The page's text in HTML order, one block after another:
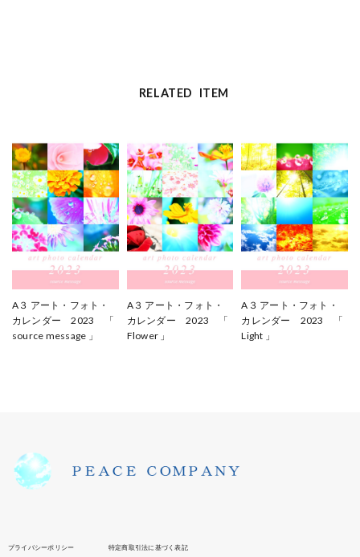
RELATED ITEM
A３ アート・フォト・
カレンダー 2023 「
source message 」
A３ アート・フォト・
カレンダー 2023 「
Flower 」
A３ アート・フォト・
カレンダー 2023 「
Light 」
プライバシーポリシー 特定商取引法に基づく表記